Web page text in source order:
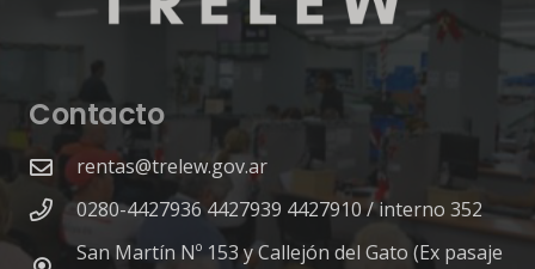
Contacto
rentas@trelew.gov.ar
0280-4427936 4427939 4427910 / interno 352
San Martín Nº 153 y Callejón del Gato (Ex pasaje